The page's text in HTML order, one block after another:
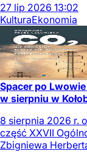
27 lip 2026 13:02
KulturaEkonomia
Spacer po
w sierpniu w
8 sierpnia 2026 r.
część XXVII
Zbigniewa